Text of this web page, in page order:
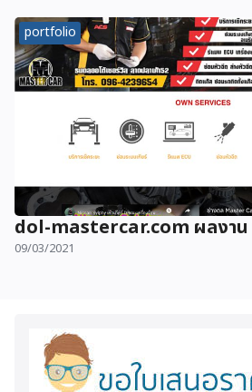
portfolio
dol-mastercar.com ผลงา
09/03/2021